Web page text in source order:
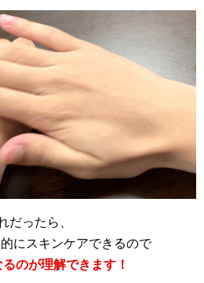
だったら、
にスキンケアできるので
のが理解できます！